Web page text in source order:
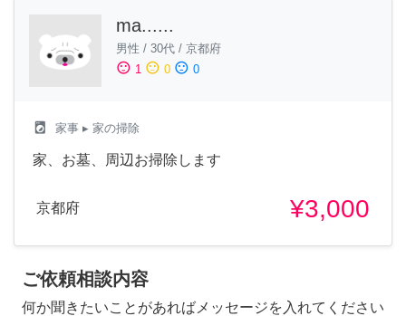
ma......
男性 / 30代 / 京都府
sentiment_satisfied 1 sentiment_neutral 0 sentiment_dissatisfied 0
local_laundry_service 家事 ▸ 家の掃除
家、お墓、周辺お掃除します
京都府 ¥3,000
ご依頼相談内容
何か聞きたいことがあればメッセージを入れてください